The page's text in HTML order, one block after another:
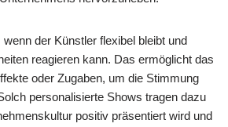
der Künstler flexibel bleibt und
reagieren kann. Das ermöglicht das
oder Zugaben, um die Stimmung
personalisierte Shows tragen dazu
positiv präsentiert wird und